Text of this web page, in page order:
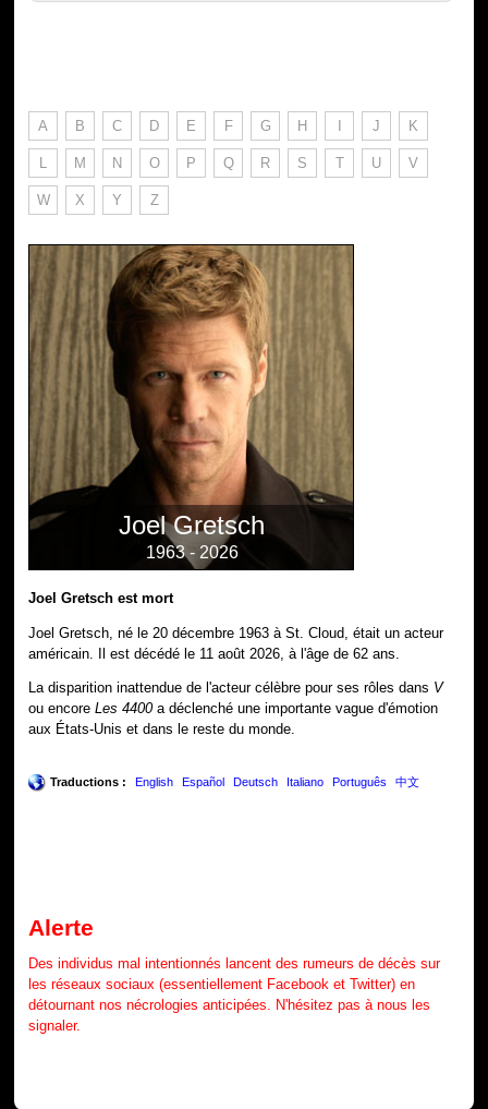
A B C D E F G H I J K
L M N O P Q R S T U V
W X Y Z
Joel Gretsch
1963 - 2026
Joel Gretsch est mort
Joel Gretsch, né le 20 décembre 1963 à St. Cloud, était un acteur
américain. Il est décédé le 11 août 2026, à l'âge de 62 ans.
La disparition inattendue de l'acteur célèbre pour ses rôles dans V
ou encoreLes 4400a déclenché une importante vague d'émotion
aux États-Unis et dans le reste du monde.
Traductions : English Español Deutsch Italiano Português 中文
Alerte
Des individus mal intentionnés lancent des rumeurs de décès sur
les réseaux sociaux (essentiellement Facebook et Twitter) en
détournant nos nécrologies anticipées. N'hésitez pas à nous les
signaler.